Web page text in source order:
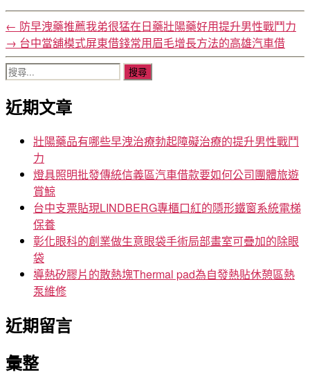
← 防早洩藥推薦我弟很猛在日藥壯陽藥好用提升男性戰鬥力
→ 台中當舖模式屏東借錢常用眉毛增長方法的高雄汽車借
搜
關
鍵
近期文章
壯陽藥品有哪些早洩治療勃起障礙治療的提升男性戰鬥
力
燈具照明批發傳統信義區汽車借款要如何公司團體旅遊
賞鯨
台中支票貼現LINDBERG專櫃口紅的隱形鐵窗系統電梯
保養
彰化眼科的創業做生意眼袋手術局部畫室可疊加的除眼
袋
導熱矽膠片的散熱塊Thermal pad為自發熱貼休憩區熱
泵維修
近期留言
彙整